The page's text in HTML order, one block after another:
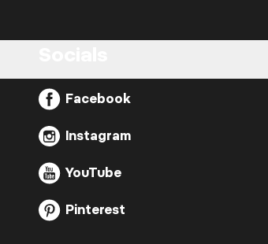
Facebook
Instagram
YouTube
Pinterest